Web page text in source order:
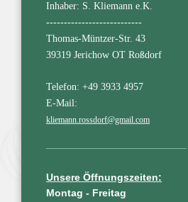
Inhaber: S. Kliemann e.K.
---------------------------
Thomas-Müntzer-Str. 43
39319 Jerichow OT Roßdorf
Telefon: +49 3933 4957
E-Mail:
kliemann.rossdorf@gmail.com
Unsere Öffnungszeiten:
Montag - Freitag